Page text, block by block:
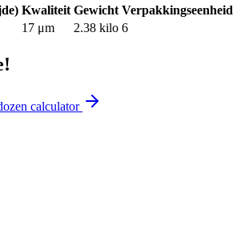
Kwaliteit Gewicht Verpakkingseenheid
17 μm 2.38 kilo 6
calculator